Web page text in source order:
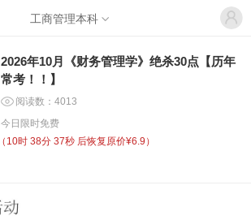
工商管理本科
2026年10月《财务管理学》绝杀30点【历年
常考！！】
阅读数：4013
今日限时免费
（ 10时 38分 37秒 后恢复原价¥6.9）